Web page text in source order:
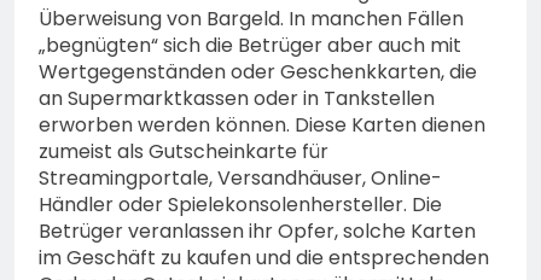
Überweisung von Bargeld. In manchen Fällen
„begnügten“ sich die Betrüger aber auch mit
Wertgegenständen oder Geschenkkarten, die
an Supermarktkassen oder in Tankstellen
erworben werden können. Diese Karten dienen
zumeist als Gutscheinkarte für
Streamingportale, Versandhäuser, Online-
Händler oder Spielekonsolenhersteller. Die
Betrüger veranlassen ihr Opfer, solche Karten
im Geschäft zu kaufen und die entsprechenden